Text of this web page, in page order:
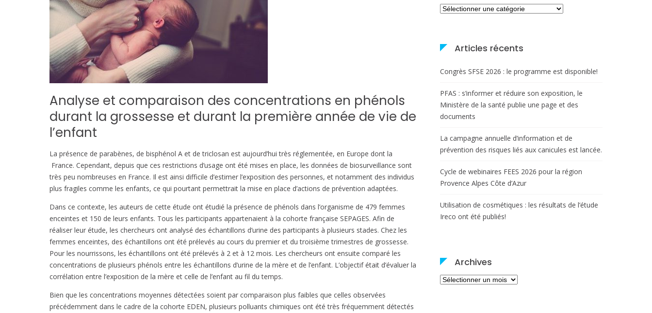
Analyse et comparaison des concentrations en phénols
durant la grossesse et durant la première année de vie de
l’enfant
La présence de parabènes, de bisphénol A et de triclosan est aujourd’hui très réglementée, en Europe dont la
France. Cependant, depuis que ces restrictions d’usage ont été mises en place, les données de biosurveillance sont
très peu nombreuses en France. Il est ainsi difficile d’estimer l’exposition des personnes, et notamment des individus
plus fragiles comme les enfants, ce qui pourtant permettrait la mise en place d’actions de prévention adaptées.
Dans ce contexte, les auteurs de cette étude ont étudié la présence de phénols dans l’organisme de 479 femmes
enceintes et 150 de leurs enfants. Tous les participants appartenaient à la cohorte française SEPAGES. Afin de
réaliser leur étude, les chercheurs ont analysé des échantillons d’urine des participants à plusieurs stades. Chez les
femmes enceintes, des échantillons ont été prélevés au cours du premier et du troisième trimestres de grossesse.
Pour les nourrissons, les échantillons ont été prélevés à 2 et à 12 mois. Les chercheurs ont ensuite comparé les
concentrations de plusieurs phénols entre les échantillons d’urine de la mère et de l’enfant. L’objectif était d’évaluer la
corrélation entre l’exposition de la mère et celle de l’enfant au fil du temps.
Bien que les concentrations moyennes détectées soient par comparaison plus faibles que celles observées
précédemment dans le cadre de la cohorte EDEN, plusieurs polluants chimiques ont été très fréquemment détectés
Catégories
Articles récents
Congrès SFSE 2026 : le programme est disponible!
PFAS : s’informer et réduire son exposition, le
Ministère de la santé publie une page et des
documents
La campagne annuelle d’information et de
prévention des risques liés aux canicules est lancée.
Cycle de webinaires FEES 2026 pour la région
Provence Alpes Côte d’Azur
Utilisation de cosmétiques : les résultats de l’étude
Ireco ont été publiés!
Archives
Archives